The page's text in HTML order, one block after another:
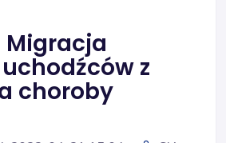
Migracja
z
choroby